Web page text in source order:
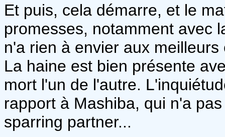
Et puis, cela démarre, et le
promesses, notamment avec
n'a rien à envier aux
La haine est bien présente
mort l'un de l'autre.
rapport à Mashiba, qui n'a
sparring partner...